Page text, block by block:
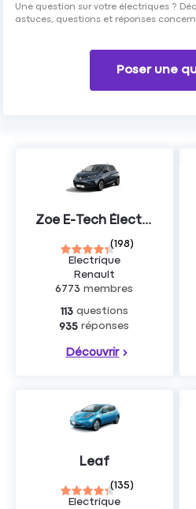
Une question sur votre électriques ?
astuces, questions et réponses
Poser une
Zoe E-Tech Électrique
(198)
Electrique
Renault
6773 membres
113 questions
935 réponses
Découvrir
Leaf
(135)
Electrique